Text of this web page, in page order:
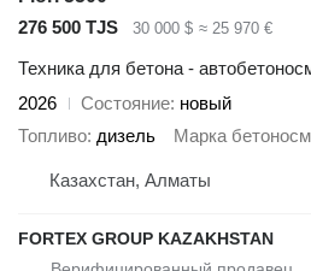
276 500 TJS
30 000 $ ≈ 25 970 €
Техника для бетона -
2026
Состояние новый
Топливо дизель Марка
Казахстан, Алматы
FORTEX GROUP KAZAKHSTAN